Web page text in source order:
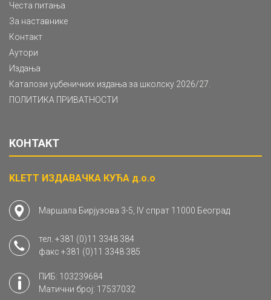
Честа питања
За наставнике
Контакт
Аутори
Издања
Каталози уџбеничких издања за школску 2026/27.
ПОЛИТИКА ПРИВАТНОСТИ
КОНТАКТ
KLETT ИЗДАВАЧКА КУЋА д.о.о
Маршала Бирјузова 3-5, IV спрат 11000 Београд
тел. +381 (0)11 3348 384
факс +381 (0)11 3348 385
ПИБ: 103239684
Матични број: 17537032